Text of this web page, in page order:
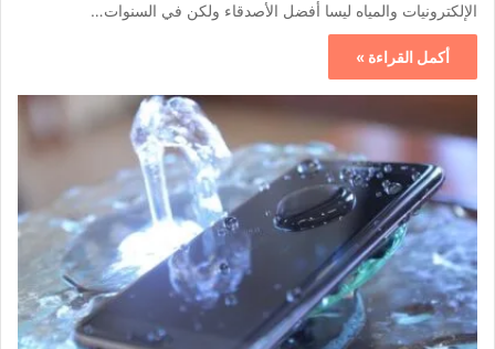
الإلكترونيات والمياه ليسا أفضل الأصدقاء ولكن في السنوات…
أكمل القراءة »